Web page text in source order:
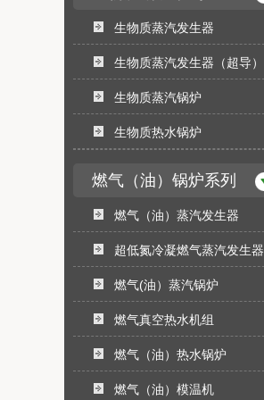
生物质蒸汽发生器
生物质蒸汽发生器（超导）
生物质蒸汽锅炉
生物质热水锅炉
燃气（油）锅炉系列
燃气（油）蒸汽发生器
超低氮冷凝燃气蒸汽发生器
燃气(油）蒸汽锅炉
燃气真空热水机组
燃气（油）热水锅炉
燃气（油）模温机